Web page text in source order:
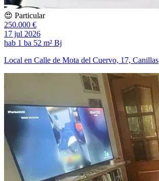
😍 Particular
250.000 €
17 jul 2026
hab 1 ba 52 m² Bj
Local en Calle de Mota del Cuervo, 17, Canillas